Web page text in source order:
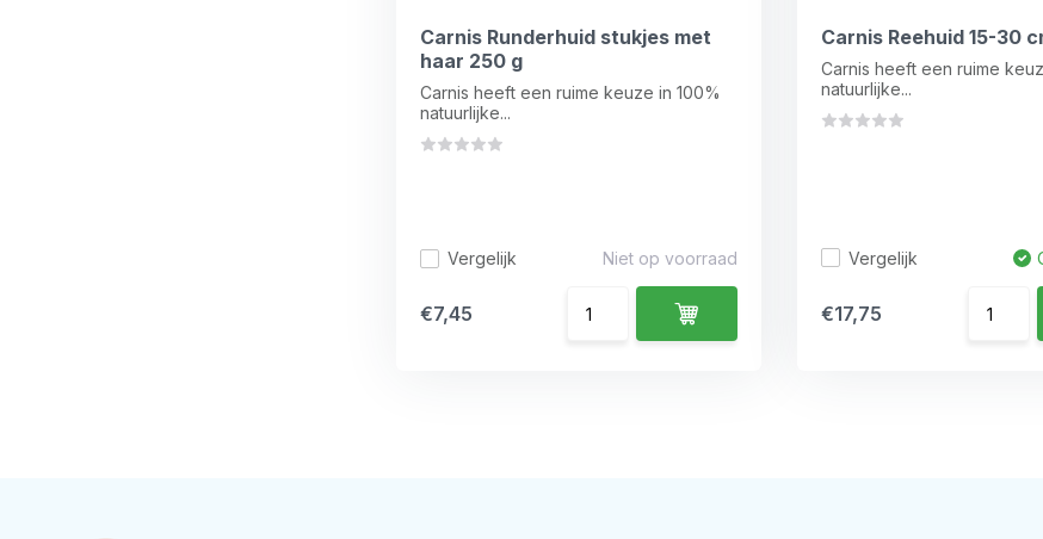
Carnis Runderhuid stukjes met
haar 250 g
Carnis heeft een ruime keuze in 100%
natuurlijke...
Vergelijk Niet op voorraad
€7,45
Carnis Reehuid 15-30
Carnis heeft een ruime
natuurlijke...
Vergelijk
€17,75